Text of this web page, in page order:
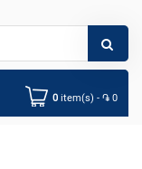
0 item(s) - ֏ 0